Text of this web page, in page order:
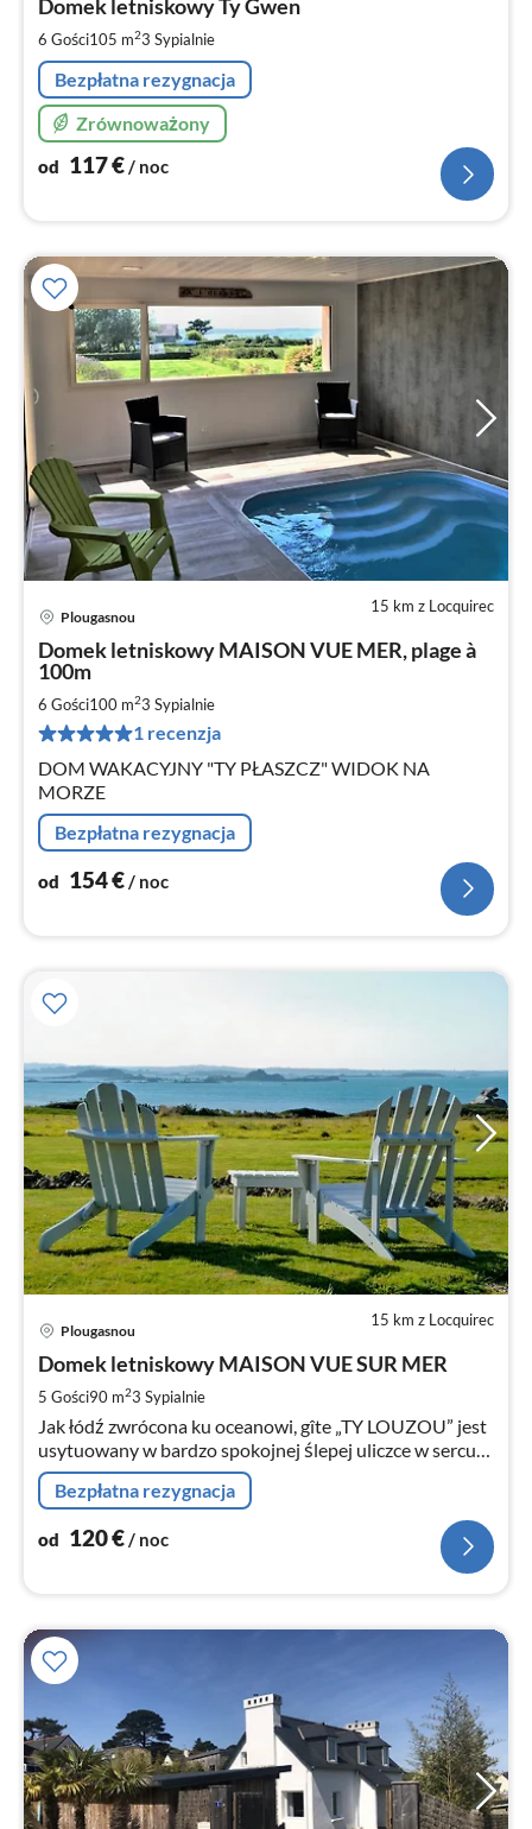
Domek letniskowy Ty Gwen
6 Gości105 m23 Sypialnie
Bezpłatna rezygnacja
Zrównoważony
od 117€/ noc
15 km z Locquirec
Plougasnou
Domek letniskowy MAISON VUE MER, plage à
100m
6 Gości100 m23 Sypialnie
1 recenzja
DOM WAKACYJNY "TY PŁASZCZ" WIDOK NA
MORZE
Bezpłatna rezygnacja
od 154€ / noc
15 km z Locquirec
Plougasnou
Domek letniskowy MAISON VUE SUR MER
5 Gości90 m23 Sypialnie
Jak łódź zwrócona ku oceanowi, gîte „TY LOUZOU” jest
usytuowany w bardzo spokojnej ślepej uliczce w sercu
ZATOKI MORLAIX.
Bezpłatna rezygnacja
od 120€/ noc